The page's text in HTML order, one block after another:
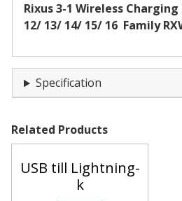
Rixus 3-1 Wireless Charging
12/ 13/ 14/ 15/ 16 Family
Specification
Related Products
USB till Lightning-
k